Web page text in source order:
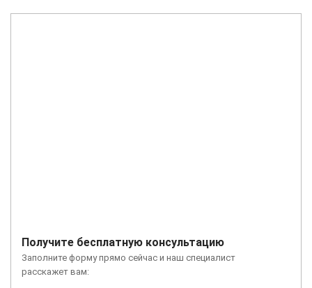
Получите бесплатную консультацию
Заполните форму прямо сейчас и наш специалист
расскажет вам: